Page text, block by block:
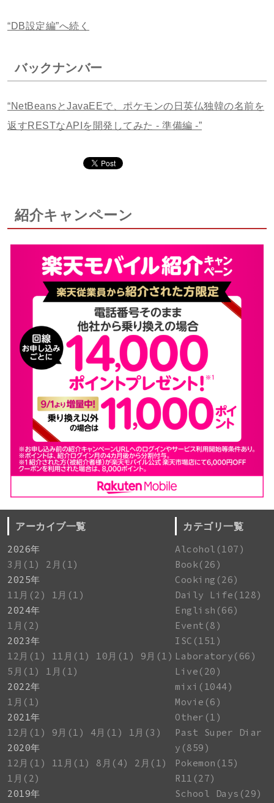
“DB設定編”へ続く
バックナンバー
“NetBeansとJavaEEで、ポケモンの日英仏独韓の名前を
返すRESTなAPIを開発してみた - 準備編 -”
紹介キャンペーン
アーカイブ一覧
2026年
3月(1)
2月(1)
2025年
11月(2)
1月(1)
2024年
1月(2)
2023年
12月(1)
11月(1) 10月(1)
9月(1)
5月(1)
1月(1)
2022年
1月(1)
2021年
12月(1)
9月(1) 4月(1)
1月(3)
2020年
12月(1)
11月(1) 8月(4)
2月(1)
1月(2)
2019年
カテゴリ一覧
Alcohol(107)
Book(26)
Cooking(26)
Daily Life(128)
English(66)
Event(8)
ISC(151)
Laboratory(66)
Live(20)
mixi(1044)
Movie(6)
Other(1)
Past Super Diar
y(859)
Pokemon(15)
R11(27)
School Days(29)